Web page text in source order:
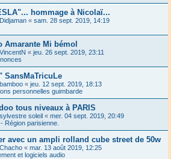
hommage à Nicolaï...
Didjaman « sam. 28 sept. 2019, 14:19
Amarante Mi bémol
VincentN « jeu. 26 sept. 2019, 23:11
SansMaTricuLe
bamboo « jeu. 12 sept. 2019, 18:13
personnelles guimbarde
tous niveaux à PARIS
sylvestre soleil « mer. 04 sept. 2019, 20:49
Région parisienne.
avec un ampli rolland cube street de 50w
Chacho « mar. 13 août 2019, 12:25
et logiciels audio